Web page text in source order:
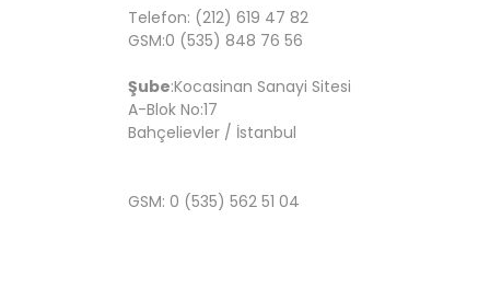
Telefon: (212) 619 47 82
GSM:0 (535) 848 76 56
Şube:Kocasinan Sanayi Sitesi
A-Blok No:17
Bahçelievler / İstanbul
GSM: 0 (535) 562 51 04